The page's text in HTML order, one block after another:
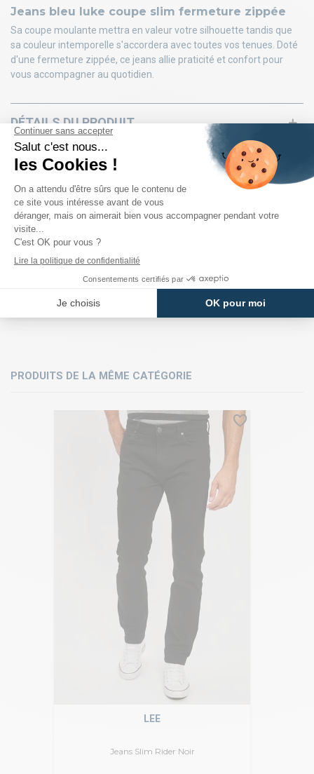
Jeans bleu luke coupe slim fermeture zippée
Sa coupe moulante mettra en valeur votre silhouette tandis que
sa couleur intemporelle s'accordera avec toutes vos tenues. Doté
d'une fermeture zippée, ce jeans allie praticité et confort pour
vous accompagner au quotidien.
DÉTAILS DU PRODUIT
PRODUITS DE LA MÊME CATÉGORIE
Jeans Slim Rider Noir
LEE